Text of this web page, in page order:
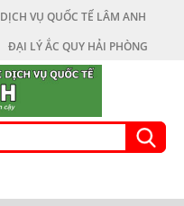
VỤ QUỐC TẾ LÂM ANH
ĐẠI LÝ ẮC QUY HẢI PHÒNG